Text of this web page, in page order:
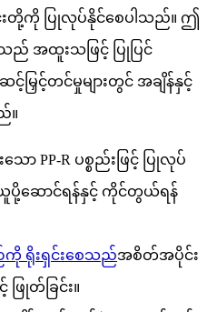
းတို့ကို ပြုလုပ်နိုင်စေပါသည်။ ဤ
အထူးသဖြင့် ပြုပြင်
ြှင့်တင်မှုများတွင် အချိန်နှင့်
။
ော PP-R ပစ္စည်းဖြင့် ပြုလုပ်
ပို့ဆောင်ရန်နှင့် ကိုင်တွယ်ရန်
ကို ရိုးရှင်းစေသည်အစိတ်အပိုင်း
ဖြုတ်ခြင်း။